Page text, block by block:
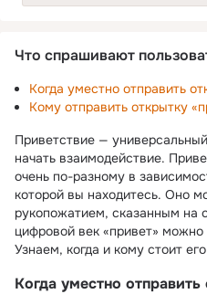
Что спрашивают
Когда уместно отправить
Кому отправить открытку
Приветствие —
начать взаимодействие.
очень по-разному в
которой вы находитесь. Оно
рукопожатием, сказанным на
цифровой век «привет»
Узнаем, когда и кому стоит
Когда уместно